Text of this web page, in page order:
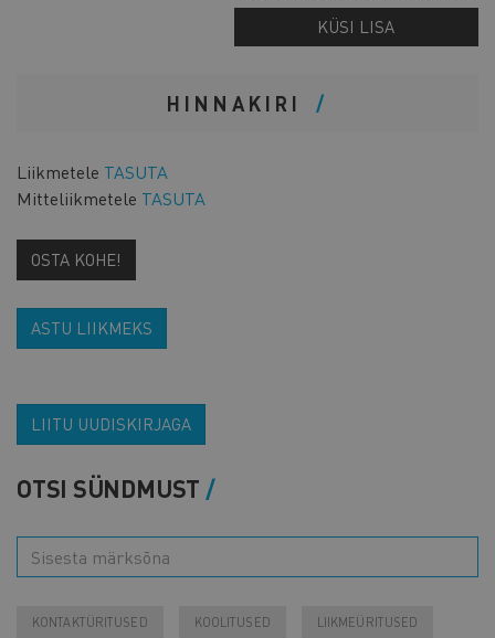
KÜSI LISA
HINNAKIRI
Liikmetele TASUTA
Mitteliikmetele TASUTA
OSTA KOHE!
ASTU LIIKMEKS
LIITU UUDISKIRJAGA
OTSI SÜNDMUST
KONTAKTÜRITUSED KOOLITUSED LIIKMEÜRITUSED